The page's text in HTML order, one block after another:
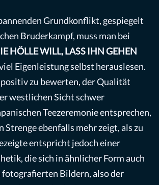
Grundkonflikt, gespiegelt
Bruderkampf, muss man bei
HÖLLE WILL, LASS IHN GEHEN
Eigenleistung selbst herauslesen.
positiv zu bewerten, der Qualität
westlichen Sicht schwer
Teezeremonie entsprechen,
Strenge ebenfalls mehr zeigt, als zu
entspricht jedoch einer
die sich in ähnlicher Form auch
fotografierten Bildern, also der